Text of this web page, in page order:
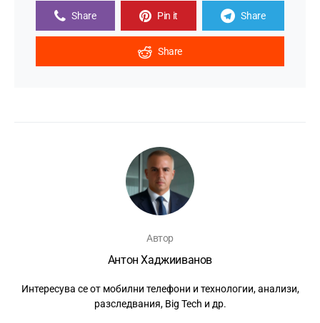
Share Pin it Share
Share
Автор
Антон Хаджииванов
Интересува се от мобилни телефони и технологии, анализи,
разследвания, Big Tech и др.